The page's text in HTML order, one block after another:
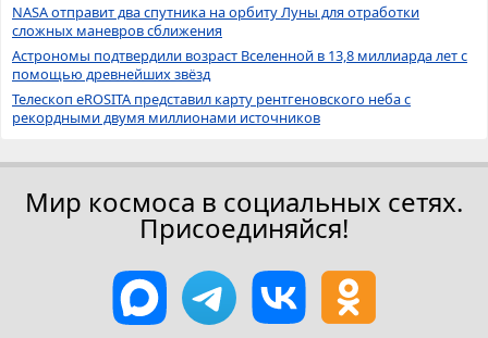
NASA отправит два спутника на орбиту Луны для отработки
сложных маневров сближения
Астрономы подтвердили возраст Вселенной в 13,8 миллиарда лет с
помощью древнейших звёзд
Телескоп eROSITA представил карту рентгеновского неба с
рекордными двумя миллионами источников
Мир космоса в социальных сетях.
Присоединяйся!